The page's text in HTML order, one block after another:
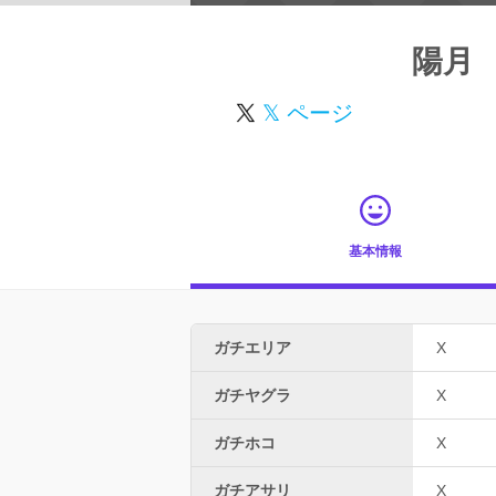
陽月
𝕏 ページ
基本情報
ガチエリア X
ガチヤグラ X
ガチホコ X
ガチアサリ X